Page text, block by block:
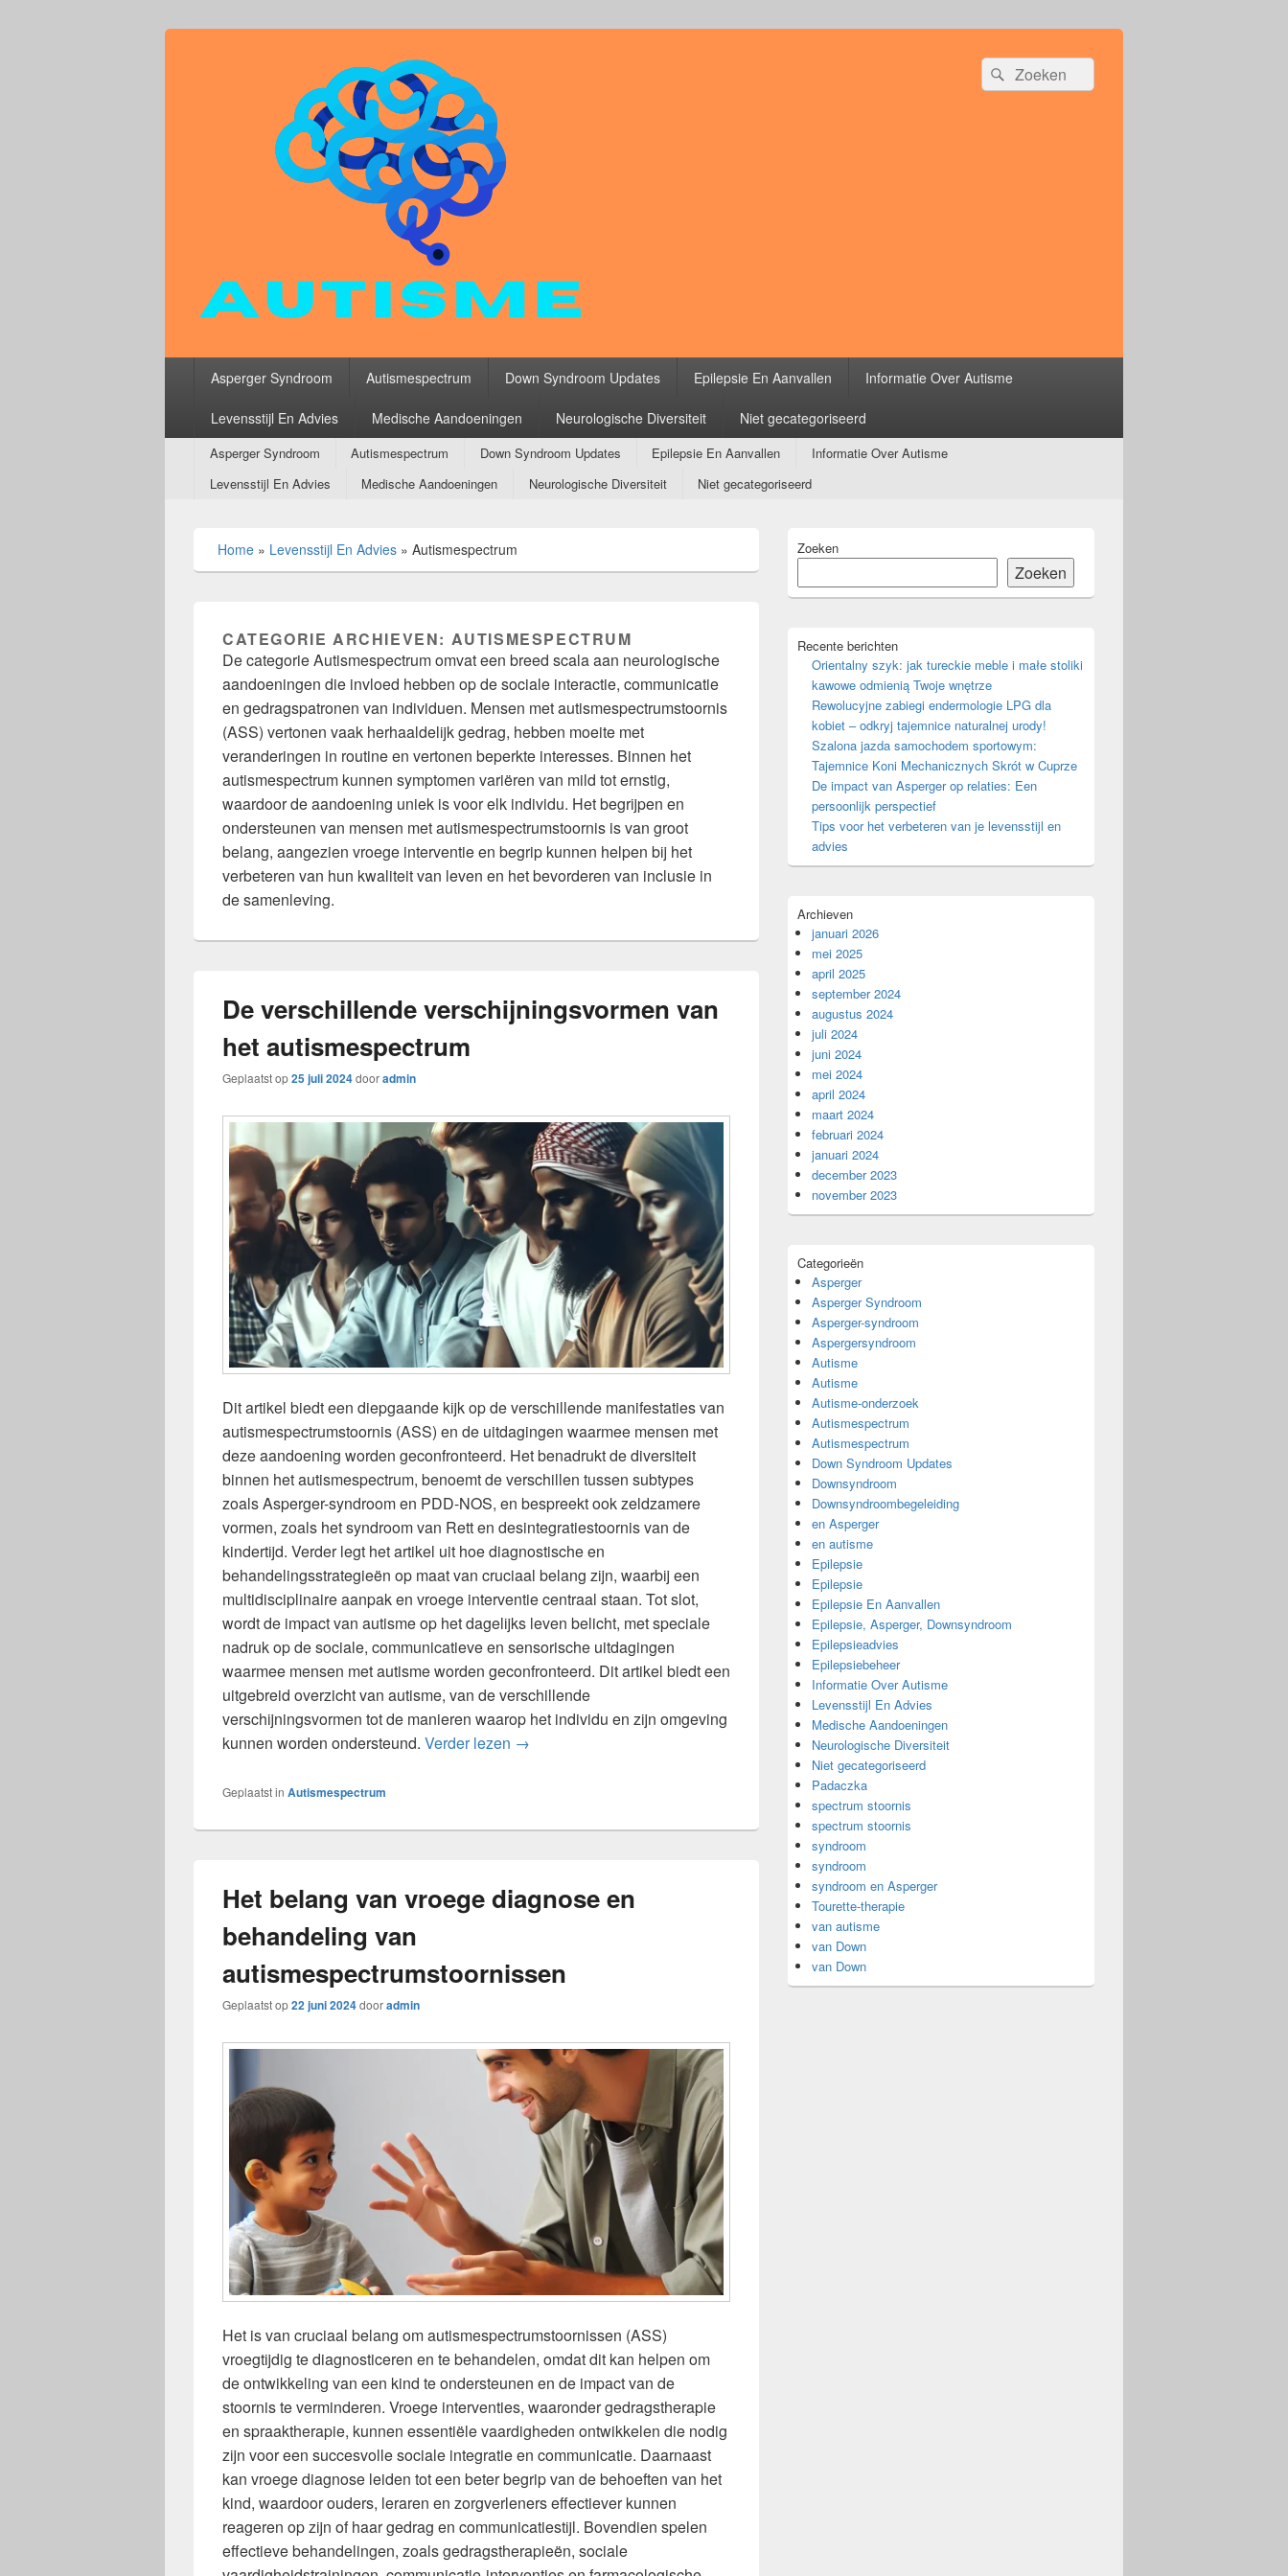
Zoeken
naar:
Zoeken
Asperger Syndroom Autismespectrum Down Syndroom Updates Epilepsie En Aanvallen Informatie Over Autisme
Levensstijl En Advies Medische Aandoeningen Neurologische Diversiteit Niet gecategoriseerd
SubmenuAsperger Syndroom Autismespectrum Down Syndroom Updates Epilepsie En Aanvallen
Informatie Over Autisme
Levensstijl En Advies
Medische Aandoeningen Neurologische Diversiteit Niet gecategoriseerd
Home » Levensstijl En Advies » Autismespectrum
CATEGORIE ARCHIEVEN: AUTISMESPECTRUM
De categorie Autismespectrum omvat een breed scala aan neurologische
aandoeningen die invloed hebben op de sociale interactie, communicatie
en gedragspatronen van individuen. Mensen met autismespectrumstoornis
(ASS) vertonen vaak herhaaldelijk gedrag, hebben moeite met
veranderingen in routine en vertonen beperkte interesses. Binnen het
autismespectrum kunnen symptomen variëren van mild tot ernstig,
waardoor de aandoening uniek is voor elk individu. Het begrijpen en
ondersteunen van mensen met autismespectrumstoornis is van groot
belang, aangezien vroege interventie en begrip kunnen helpen bij het
verbeteren van hun kwaliteit van leven en het bevorderen van inclusie in
de samenleving.
De verschillende verschijningsvormen van
het autismespectrum
Geplaatst op25 juli 2024dooradmin
Dit artikel biedt een diepgaande kijk op de verschillende manifestaties van
autismespectrumstoornis (ASS) en de uitdagingen waarmee mensen met
deze aandoening worden geconfronteerd. Het benadrukt de diversiteit
binnen het autismespectrum, benoemt de verschillen tussen subtypes
zoals Asperger-syndroom en PDD-NOS, en bespreekt ook zeldzamere
vormen, zoals het syndroom van Rett en desintegratiestoornis van de
kindertijd. Verder legt het artikel uit hoe diagnostische en
behandelingsstrategieën op maat van cruciaal belang zijn, waarbij een
multidisciplinaire aanpak en vroege interventie centraal staan. Tot slot,
wordt de impact van autisme op het dagelijks leven belicht, met speciale
nadruk op de sociale, communicatieve en sensorische uitdagingen
waarmee mensen met autisme worden geconfronteerd. Dit artikel biedt een
uitgebreid overzicht van autisme, van de verschillende
verschijningsvormen tot de manieren waarop het individu en zijn omgeving
kunnen worden ondersteund. Verder lezen De verschillende verschijningsvormen van het autismespectrum
→
Geplaatst in Autismespectrum
Het belang van vroege diagnose en
behandeling van
autismespectrumstoornissen
Geplaatst op22 juni 2024dooradmin
Het is van cruciaal belang om autismespectrumstoornissen (ASS)
vroegtijdig te diagnosticeren en te behandelen, omdat dit kan helpen om
de ontwikkeling van een kind te ondersteunen en de impact van de
stoornis te verminderen. Vroege interventies, waaronder gedragstherapie
en spraaktherapie, kunnen essentiële vaardigheden ontwikkelen die nodig
zijn voor een succesvolle sociale integratie en communicatie. Daarnaast
kan vroege diagnose leiden tot een beter begrip van de behoeften van het
kind, waardoor ouders, leraren en zorgverleners effectiever kunnen
reageren op zijn of haar gedrag en communicatiestijl. Bovendien spelen
effectieve behandelingen, zoals gedragstherapieën, sociale
zijbalk
gebied
Zoeken
Zoeken
Recente berichten
Orientalny szyk: jak tureckie meble i małe stoliki
kawowe odmienią Twoje wnętrze
Rewolucyjne zabiegi endermologie LPG dla
kobiet – odkryj tajemnice naturalnej urody!
Szalona jazda samochodem sportowym:
Tajemnice Koni Mechanicznych Skrót w Cuprze
De impact van Asperger op relaties: Een
persoonlijk perspectief
Tips voor het verbeteren van je levensstijl en
advies
Archieven
januari 2026
mei 2025
april 2025
september 2024
augustus 2024
juli 2024
juni 2024
mei 2024
april 2024
maart 2024
februari 2024
januari 2024
december 2023
november 2023
Categorieën
Asperger
Asperger Syndroom
Asperger-syndroom
Aspergersyndroom
Autisme
Autisme
Autisme-onderzoek
Autismespectrum
Autismespectrum
Down Syndroom Updates
Downsyndroom
Downsyndroombegeleiding
en Asperger
en autisme
Epilepsie
Epilepsie
Epilepsie En Aanvallen
Epilepsie, Asperger, Downsyndroom
Epilepsieadvies
Epilepsiebeheer
Informatie Over Autisme
Levensstijl En Advies
Medische Aandoeningen
Neurologische Diversiteit
Niet gecategoriseerd
Padaczka
spectrum stoornis
spectrum stoornis
syndroom
syndroom
syndroom en Asperger
Tourette-therapie
van autisme
van Down
van Down